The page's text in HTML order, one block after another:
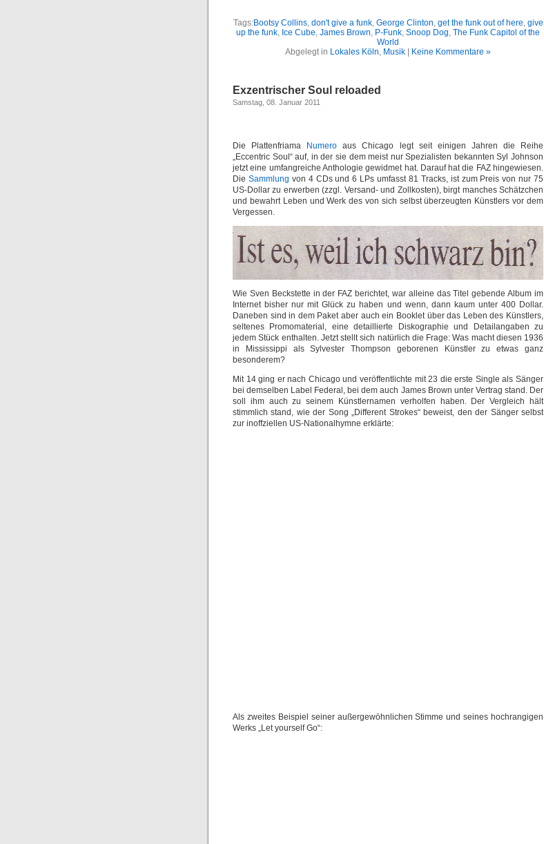
Tags:Bootsy Collins, don't give a funk, George Clinton, get the funk out of here, give
up the funk, Ice Cube, James Brown, P-Funk, Snoop Dog, The Funk Capitol of the
World
Abgelegt in Lokales Köln, Musik Keine Kommentare »
Exzentrischer Soul reloaded
Samstag, 08. Januar 2011
Die Plattenfriama Numero aus Chicago legt seit einigen Jahren die Reihe
„Eccentric Soul“ auf, in der sie dem meist nur Spezialisten bekannten Syl Johnson
jetzt eine umfangreiche Anthologie gewidmet hat. Darauf hat die FAZ hingewiesen.
Die Sammlung von 4 CDs und 6 LPs umfasst 81 Tracks, ist zum Preis von nur 75
US-Dollar zu erwerben (zzgl. Versand- und Zollkosten), birgt manches Schätzchen
und bewahrt Leben und Werk des von sich selbst überzeugten Künstlers vor dem
Vergessen.
Wie Sven Beckstette in der FAZ berichtet, war alleine das Titel gebende Album im
Internet bisher nur mit Glück zu haben und wenn, dann kaum unter 400 Dollar.
Daneben sind in dem Paket aber auch ein Booklet über das Leben des Künstlers,
seltenes Promomaterial, eine detaillierte Diskographie und Detailangaben zu
jedem Stück enthalten. Jetzt stellt sich natürlich die Frage: Was macht diesen 1936
in Mississippi als Sylvester Thompson geborenen Künstler zu etwas ganz
besonderem?
Mit 14 ging er nach Chicago und veröffentlichte mit 23 die erste Single als Sänger
bei demselben Label Federal, bei dem auch James Brown unter Vertrag stand. Der
soll ihm auch zu seinem Künstlernamen verholfen haben. Der Vergleich hält
stimmlich stand, wie der Song „Different Strokes“ beweist, den der Sänger selbst
zur inoffziellen US-Nationalhymne erklärte:
Als zweites Beispiel seiner außergewöhnlichen Stimme und seines hochrangigen
Werks „Let yourself Go“: